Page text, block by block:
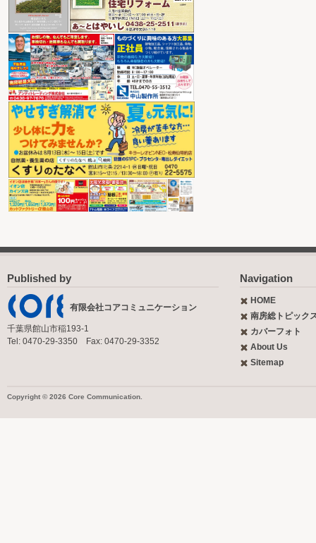
Published by
有限会社コアコミュニケーション
千葉県館山市稲193-1
Tel: 0470-29-3350 Fax: 0470-29-3352
Navigation
HOME
南房総トピック
カバーフォト
About Us
Sitemap
Copyright © 2026 Core Communication.